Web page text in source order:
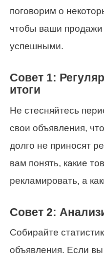
поговорим о
чтобы ваши
успешными.
Совет 1:
итоги
Не стесняйтесь
свои объявления,
долго не приносят
вам понять, какие
рекламировать, а
Совет 2:
Собирайте
объявления. Если